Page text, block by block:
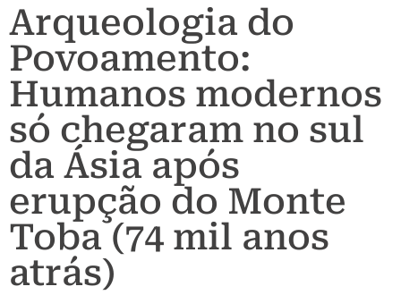
Arqueologia do
Povoamento:
Humanos modernos
só chegaram no sul
da Ásia após
erupção do Monte
Toba (74 mil anos
atrás)